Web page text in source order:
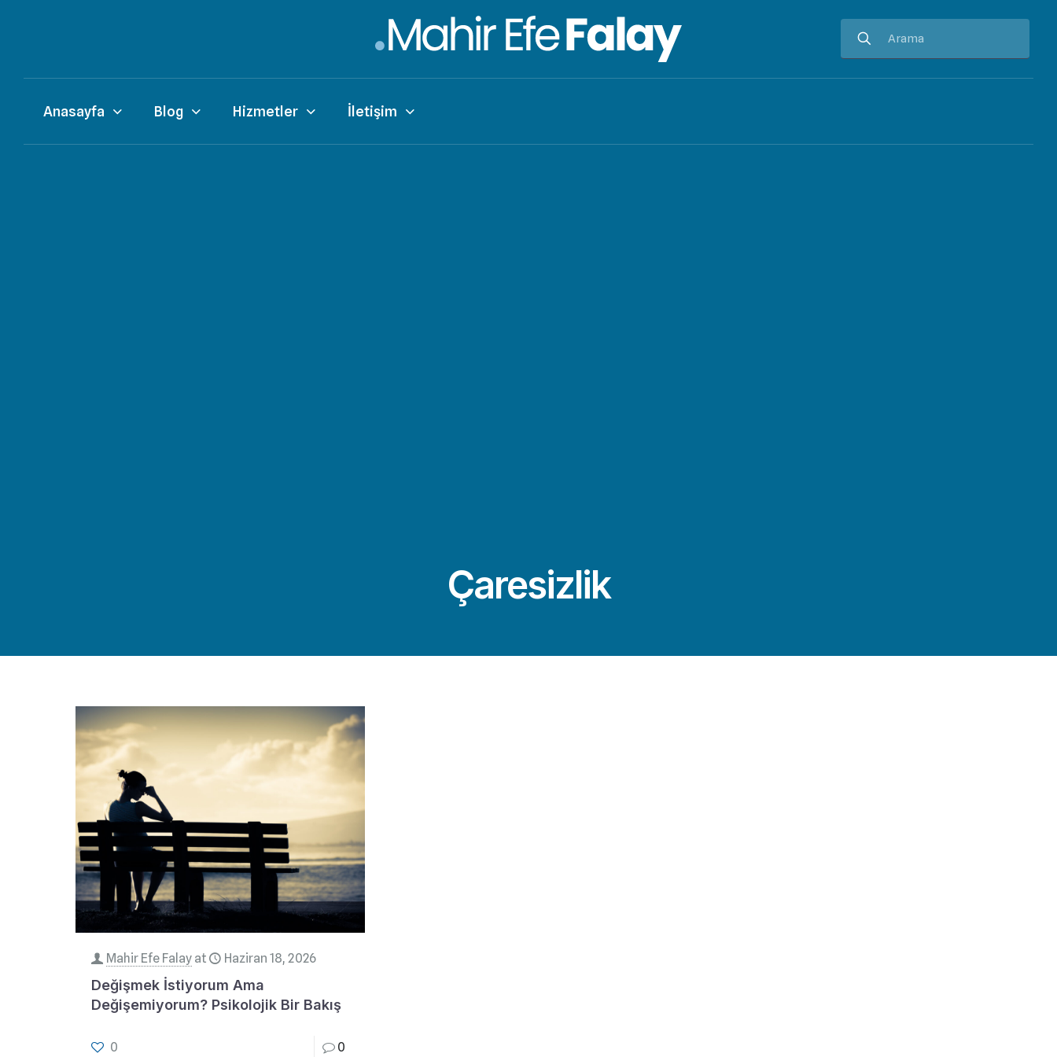
Anasayfa Blog Hizmetler İletişim
Çaresizlik
Mahir Efe Falay at Haziran 18, 2026
Değişmek İstiyorum Ama
Değişemiyorum? Psikolojik Bir Bakış
0 0